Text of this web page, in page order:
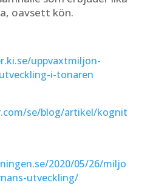
oavsett kön.
uppvaxtmiljon-
i-tonaren
se/blog/artikel/kognit
2020/05/26/miljo
utveckling/